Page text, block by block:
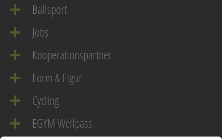
Ballsport
Jobs
Kooperationspartner
Form & Figur
Cycling
EGYM Wellpass